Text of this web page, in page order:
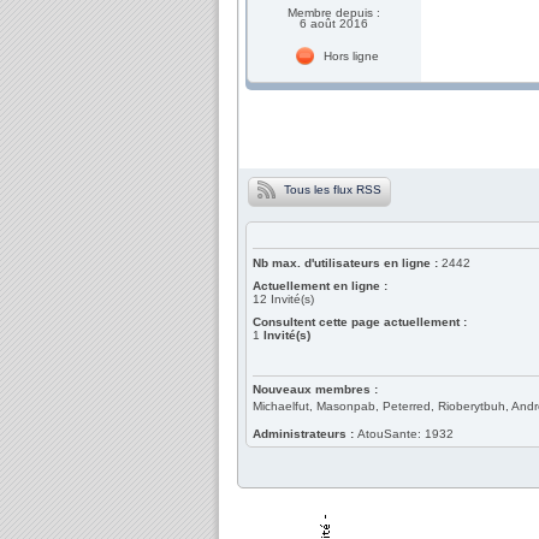
Membre depuis :
6 août 2016
Hors ligne
Tous les flux RSS
Nb max. d'utilisateurs en ligne : 2442
Actuellement en ligne :
12 Invité(s)
Consultent cette page actuellement :
1 Invité(s)
Nouveaux membres :
Michaelfut, Masonpab, Peterred, Rioberytbuh,
Administrateurs : AtouSante: 1932